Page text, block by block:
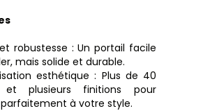
robustesse : Un portail facile
mais solide et durable.
esthétique : Plus de 40
et plusieurs finitions pour
parfaitement à votre style.